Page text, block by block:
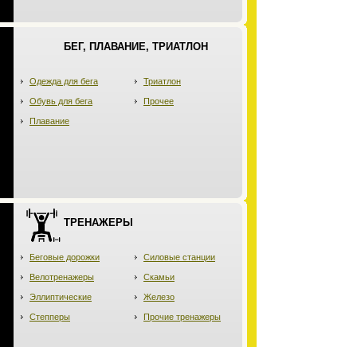
БЕГ, ПЛАВАНИЕ, ТРИАТЛОН
Одежда для бега
Обувь для бега
Плавание
Триатлон
Прочее
ТРЕНАЖЕРЫ
Беговые дорожки
Велотренажеры
Эллиптические
Степперы
Силовые станции
Скамьи
Железо
Прочие тренажеры